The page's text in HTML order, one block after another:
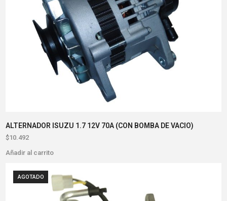
ALTERNADOR ISUZU 1.7 12V 70A (CON BOMBA DE VACIO)
$10.492
Añadir al carrito
AGOTADO